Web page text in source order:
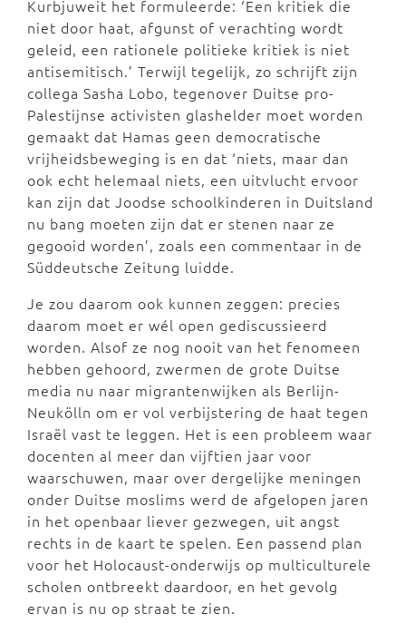
Kurbjuweit het formuleerde: ‘Een kritiek die
niet door haat, afgunst of verachting wordt
geleid, een rationele politieke kritiek is niet
antisemitisch.’ Terwijl tegelijk, zo schrijft zijn
collega Sasha Lobo, tegenover Duitse pro-
Palestijnse activisten glashelder moet worden
gemaakt dat Hamas geen democratische
vrijheidsbeweging is en dat ‘niets, maar dan
ook echt helemaal niets, een uitvlucht ervoor
kan zijn dat Joodse schoolkinderen in Duitsland
nu bang moeten zijn dat er stenen naar ze
gegooid worden’, zoals een commentaar in de
Süddeutsche Zeitung luidde.
Je zou daarom ook kunnen zeggen: precies
daarom moet er wél open gediscussieerd
worden. Alsof ze nog nooit van het fenomeen
hebben gehoord, zwermen de grote Duitse
media nu naar migrantenwijken als Berlijn-
Neukölln om er vol verbijstering de haat tegen
Israël vast te leggen. Het is een probleem waar
docenten al meer dan vijftien jaar voor
waarschuwen, maar over dergelijke meningen
onder Duitse moslims werd de afgelopen jaren
in het openbaar liever gezwegen, uit angst
rechts in de kaart te spelen. Een passend plan
voor het Holocaust-onderwijs op multiculturele
scholen ontbreekt daardoor, en het gevolg
ervan is nu op straat te zien.